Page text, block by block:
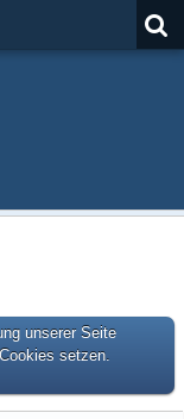
unserer Seite
setzen.